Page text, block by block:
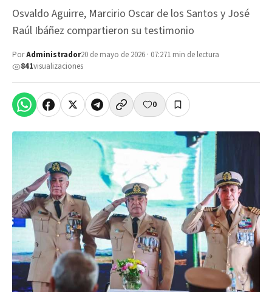
Osvaldo Aguirre, Marcirio Oscar de los Santos y José
Raúl Ibáñez compartieron su testimonio
PorAdministrador20 de mayo de 2026 · 07:271 min de lectura
841visualizaciones
0